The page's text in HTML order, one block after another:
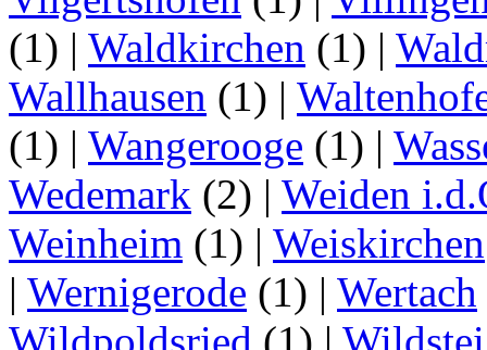
(1) | Waldkirchen (1) |
Wallhausen (1) |
(1) | Wangerooge (1) |
Wedemark (2) | Weiden
Weinheim (1) | Weiskirchen
| Wernigerode (1) | Wertach